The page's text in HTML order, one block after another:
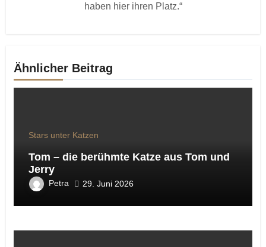
haben hier ihren Platz.“
Ähnlicher Beitrag
Stars unter Katzen
Tom – die berühmte Katze aus Tom und
Jerry
Petra 29. Juni 2026